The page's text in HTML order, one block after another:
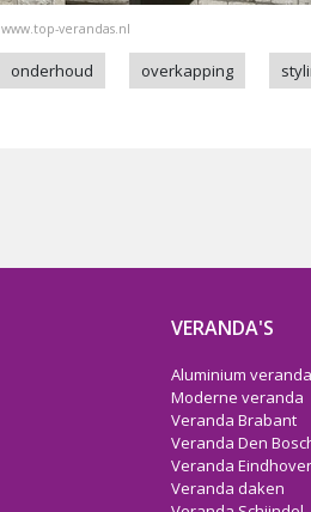
www.top-verandas.nl
onderhoud overkapping
VERANDA'S
Aluminium veranda
Moderne veranda
Veranda Brabant
Veranda Den
Veranda
Veranda daken